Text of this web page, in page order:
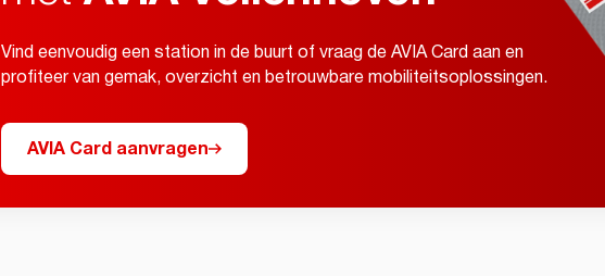
Vind eenvoudig een station in de buurt of vraag de AVIA Card aan en
profiteer van gemak, overzicht en betrouwbare mobiliteitsoplossingen.
AVIA Card aanvragen